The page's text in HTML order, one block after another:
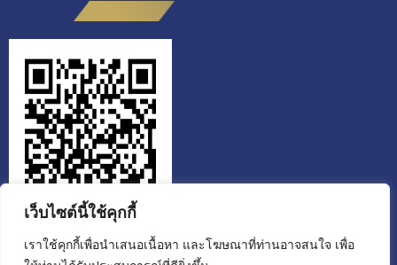
เว็บไซต์นี้ใช้คุกกี้
เราใช้คุกกี้เพื่อนำเสนอเนื้อหา และโฆษณาที่ท่านอาจสนใจ เพื่อ